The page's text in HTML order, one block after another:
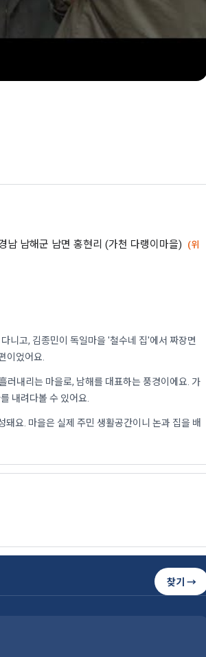
남 남해군 남면 홍현리 (가천 다랭이마을)
(위
니고, 김종민이 독일마을 '철수네 집'에서 짜장면
이었어요.
러내리는 마을로, 남해를 대표하는 풍경이에요. 가
내려다볼 수 있어요.
돼요. 마을은 실제 주민 생활공간이니 논과 집을 배
찾기 →